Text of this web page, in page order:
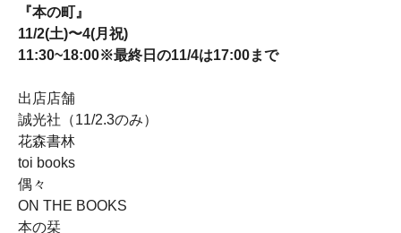
『本の町』
11/2(土)〜4(月祝)
11:30~18:00※最終日の11/4は17:00まで
出店店舗
誠光社（11/2.3のみ）
花森書林
toi books
偶々
ON THE BOOKS
本の栞